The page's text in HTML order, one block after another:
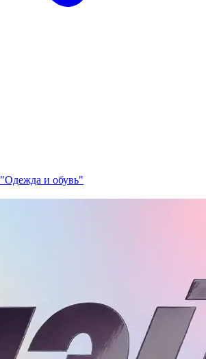
"Одежда и обувь"